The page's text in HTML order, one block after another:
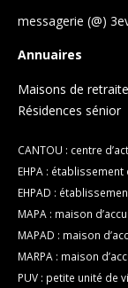
messagerie (@)
Annuaires
Maisons de
Résidences sénior
CANTOU : centre
EHPA :
EHPAD :
MAPA : maison
MAPAD : maison
MARPA : maison
PUV : petite unité de